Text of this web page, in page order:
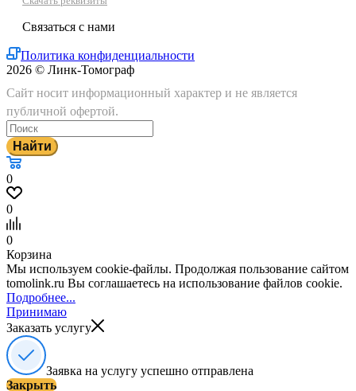
Связаться с нами
Политика конфиденциальности
2026 © Линк-Томограф
Сайт носит информационный характер и не является
публичной офертой.
Найти
0
0
0
Корзина
Мы используем cookie-файлы. Продолжая пользование сайтом
tomolink.ru Вы соглашаетесь на использование файлов cookie.
Подробнее...
Принимаю
Заказать услугу
Заявка на услугу успешно отправлена
Закрыть